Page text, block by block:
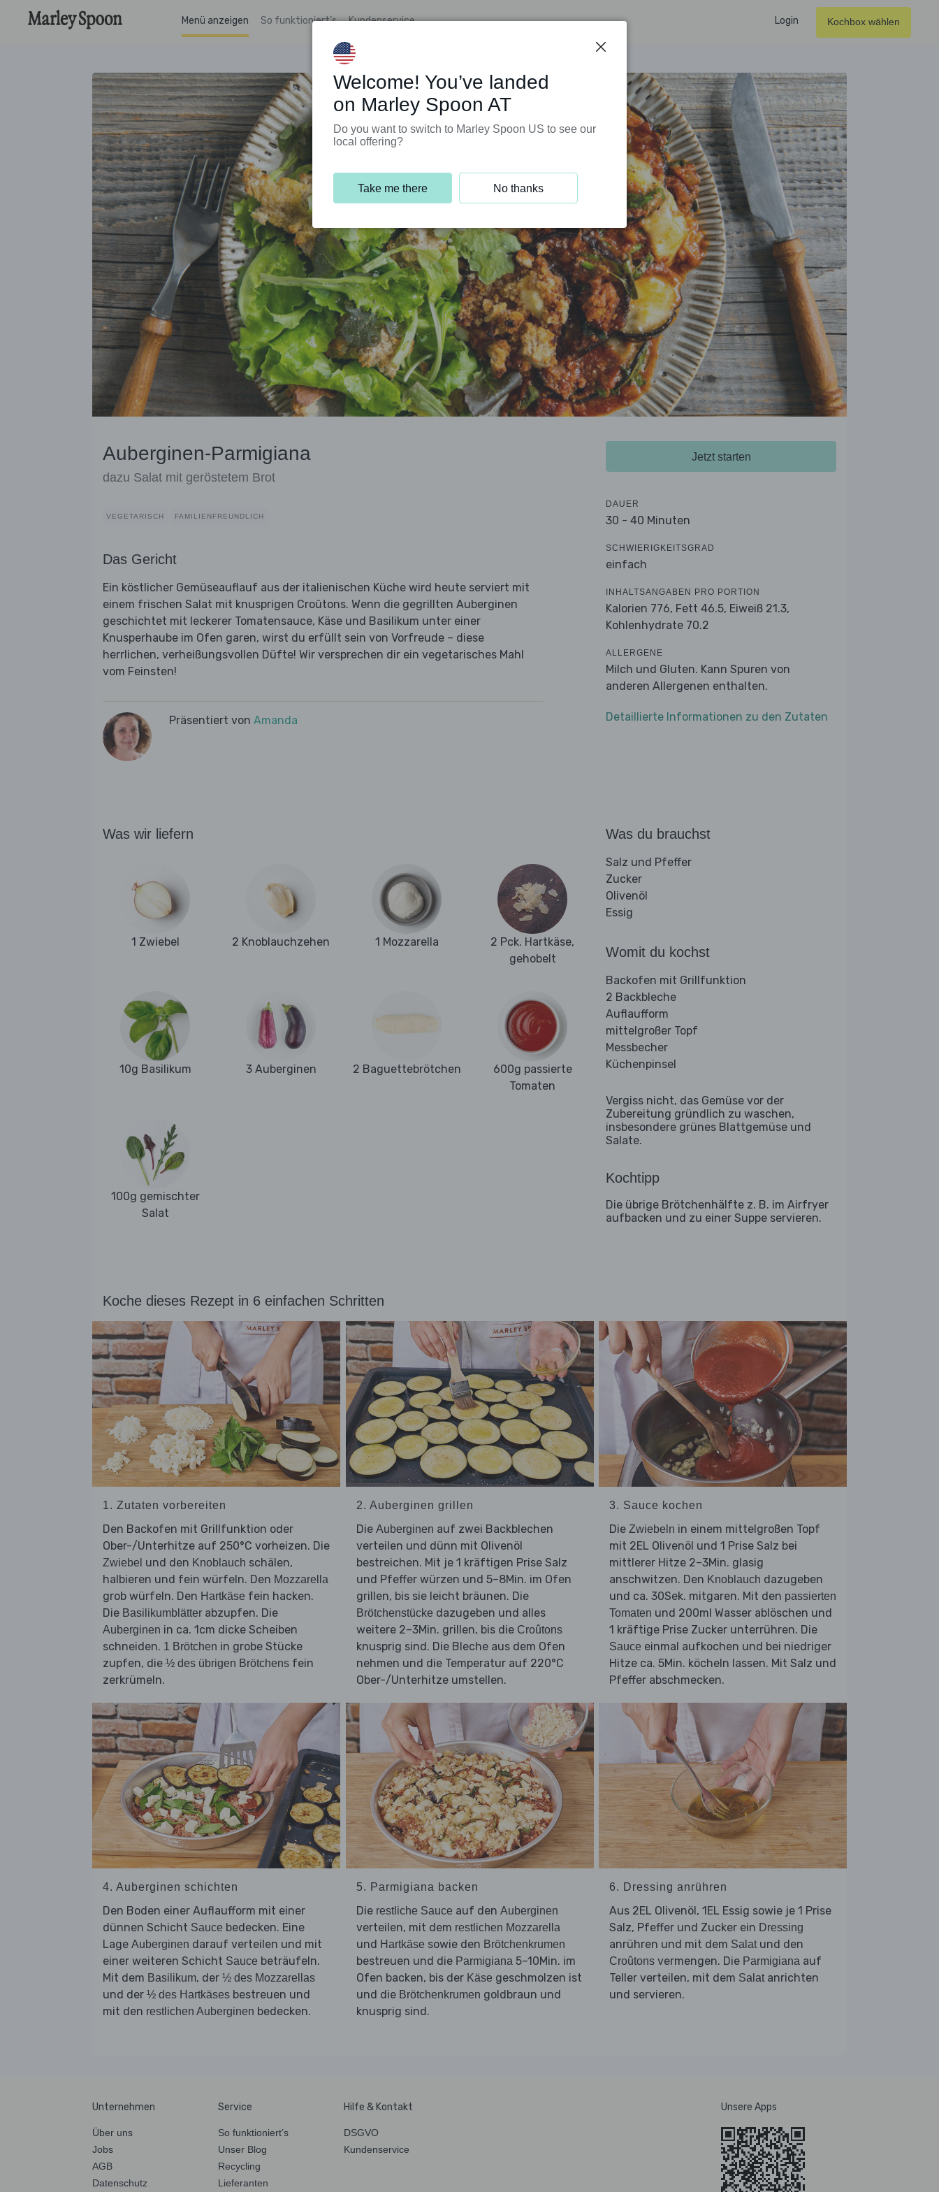
Menü anzeigen So funktioniert’s Kundenservice Login Kochbox wählen
Auberginen-Parmigiana
dazu Salat mit geröstetem Brot
VEGETARISCH FAMILIENFREUNDLICH
Das Gericht
Ein köstlicher Gemüseauflauf aus der italienischen Küche wird heute serviert mit
einem frischen Salat mit knusprigen Croûtons. Wenn die gegrillten Auberginen
geschichtet mit leckerer Tomatensauce, Käse und Basilikum unter einer
Knusperhaube im Ofen garen, wirst du erfüllt sein von Vorfreude – diese
herrlichen, verheißungsvollen Düfte! Wir versprechen dir ein vegetarisches Mahl
vom Feinsten!
Präsentiert von Amanda
Jetzt starten
DAUER
30 - 40 Minuten
SCHWIERIGKEITSGRAD
einfach
INHALTSANGABEN PRO PORTION
Kalorien 776, Fett 46.5, Eiweiß 21.3,
Kohlenhydrate 70.2
ALLERGENE
Milch und Gluten. Kann Spuren von
anderen Allergenen enthalten.
Detaillierte Informationen zu den Zutaten
Was wir liefern
1 Zwiebel 2 Knoblauchzehen 1 Mozzarella
2 Pck. Hartkäse,
gehobelt
10g Basilikum 3 Auberginen 2 Baguettebrötchen
600g passierte
Tomaten
100g gemischter
Salat
Was du brauchst
Salz und Pfeffer
Zucker
Olivenöl
Essig
Womit du kochst
Backofen mit Grillfunktion
2 Backbleche
Auflaufform
mittelgroßer Topf
Messbecher
Küchenpinsel
Vergiss nicht, das Gemüse vor der
Zubereitung gründlich zu waschen,
insbesondere grünes Blattgemüse und
Salate.
Kochtipp
Die übrige Brötchenhälfte z. B. im Airfryer
aufbacken und zu einer Suppe servieren.
Koche dieses Rezept in 6 einfachen Schritten
1. Zutaten vorbereiten
Den Backofen mit Grillfunktion oder
Ober-/Unterhitze auf 250°C vorheizen. Die
Zwiebel und den Knoblauch schälen,
halbieren und fein würfeln. Den Mozzarella
grob würfeln. Den Hartkäse fein hacken.
Die Basilikumblätter abzupfen. Die
Auberginen in ca. 1cm dicke Scheiben
schneiden. 1 Brötchen in grobe Stücke
zupfen, die ½ des übrigen Brötchens fein
zerkrümeln.
2. Auberginen grillen
Die Auberginen auf zwei Backblechen
verteilen und dünn mit Olivenöl
bestreichen. Mit je 1 kräftigen Prise Salz
und Pfeffer würzen und 5–8Min. im Ofen
grillen, bis sie leicht bräunen. Die
Brötchenstücke dazugeben und alles
weitere 2–3Min. grillen, bis die Croûtons
knusprig sind. Die Bleche aus dem Ofen
nehmen und die Temperatur auf 220°C
Ober-/Unterhitze umstellen.
3. Sauce kochen
Die Zwiebeln in einem mittelgroßen Topf
mit 2EL Olivenöl und 1 Prise Salz bei
mittlerer Hitze 2–3Min. glasig
anschwitzen. Den Knoblauch dazugeben
und ca. 30Sek. mitgaren. Mit den passierten
Tomaten und 200ml Wasser ablöschen und
1 kräftige Prise Zucker unterrühren. Die
Sauce einmal aufkochen und bei niedriger
Hitze ca. 5Min. köcheln lassen. Mit Salz und
Pfeffer abschmecken.
4. Auberginen schichten
Den Boden einer Auflaufform mit einer
dünnen Schicht Sauce bedecken. Eine
Lage Auberginen darauf verteilen und mit
einer weiteren Schicht Sauce beträufeln.
Mit dem Basilikum, der ½ des Mozzarellas
und der ½ des Hartkäses bestreuen und
mit den restlichen Auberginen bedecken.
5. Parmigiana backen
Die restliche Sauce auf den Auberginen
verteilen, mit dem restlichen Mozzarella
und Hartkäse sowie den Brötchenkrumen
bestreuen und die Parmigiana 5–10Min. im
Ofen backen, bis der Käse geschmolzen ist
und die Brötchenkrumen goldbraun und
knusprig sind.
6. Dressing anrühren
Aus 2EL Olivenöl, 1EL Essig sowie je 1 Prise
Salz, Pfeffer und Zucker ein Dressing
anrühren und mit dem Salat und den
Croûtons vermengen. Die Parmigiana auf
Teller verteilen, mit dem Salat anrichten
und servieren.
Unternehmen
Über uns
Jobs
AGB
Datenschutz
Service
So funktioniert’s
Unser Blog
Recycling
Lieferanten
Hilfe & Kontakt
DSGVO
Kundenservice
Unsere Apps
Welcome! You’ve landed
on Marley Spoon AT
Do you want to switch to Marley Spoon US to see our
local offering?
Take me there No thanks